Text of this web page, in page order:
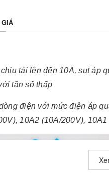
tải lên đến 10A, sụt áp
tần số thấp
điện với mức điện áp
10A2 (10A/200V),